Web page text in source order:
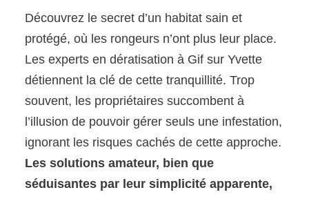
Découvrez le secret d’un habitat sain et
protégé, où les rongeurs n’ont plus leur place.
Les experts en dératisation à Gif sur Yvette
détiennent la clé de cette tranquillité. Trop
souvent, les propriétaires succombent à
l’illusion de pouvoir gérer seuls une infestation,
ignorant les risques cachés de cette approche.
Les solutions amateur, bien que
séduisantes par leur simplicité apparente,